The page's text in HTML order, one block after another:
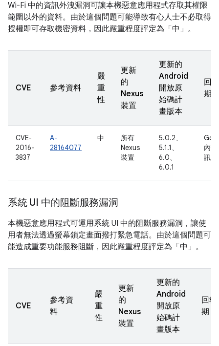
Wi-Fi 中的資訊外洩漏洞可讓本機惡意應用程式存取其權限
範圍以外的資料。由於這個問題可能導致有心人士不必取得
授權即可存取機密資料，因此嚴重程度評定為「中」。
CVE 參考資料
嚴
重
性
更新
的
Nexus
裝置
更新的
Android
開放原
始碼計
畫版本
回
期
CVE-
2016-
3837
A-
28164077
中
所有
Nexus
裝置
5.0.2、
5.1.1、
6.0、
6.0.1
內
訊
系統 UI 中的阻斷服務漏洞
本機惡意應用程式可運用系統 UI 中的阻斷服務漏洞，讓使
用者無法透過螢幕鎖定畫面撥打緊急電話。由於這個問題可
能造成重要功能服務阻斷，因此嚴重程度評定為「中」。
CVE
參考資
料
嚴
重
性
更新
的
Nexus
裝置
更新的
Android
開放原
始碼計
畫版本
回
期